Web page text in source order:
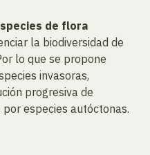
de flora
la biodiversidad de
lo que se propone
invasoras,
progresiva de
especies autóctonas.